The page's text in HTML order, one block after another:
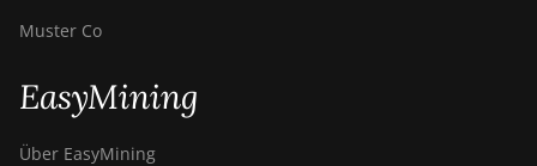
Muster Co
EasyMining
Über EasyMining